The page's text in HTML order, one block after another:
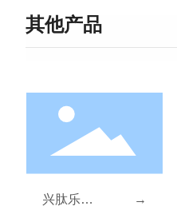
其他产品
兴肽乐
→